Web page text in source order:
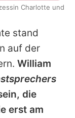
stand
auf der
William
die
erst am
Charlotte und